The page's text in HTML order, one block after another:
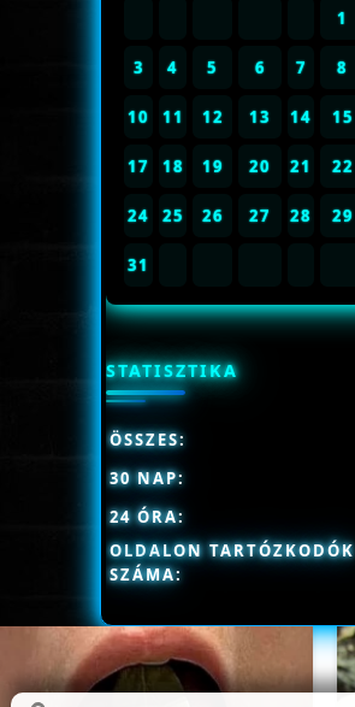
1
3 4 5 6 7 8
10 11 12 13 14 15
17 18 19 20 21 22
24 25 26 27 28 29
31
STATISZTIKA
OLDALON TARTÓZKODÓK
SZÁMA:
ÖSSZES:
30 NAP:
24 ÓRA: